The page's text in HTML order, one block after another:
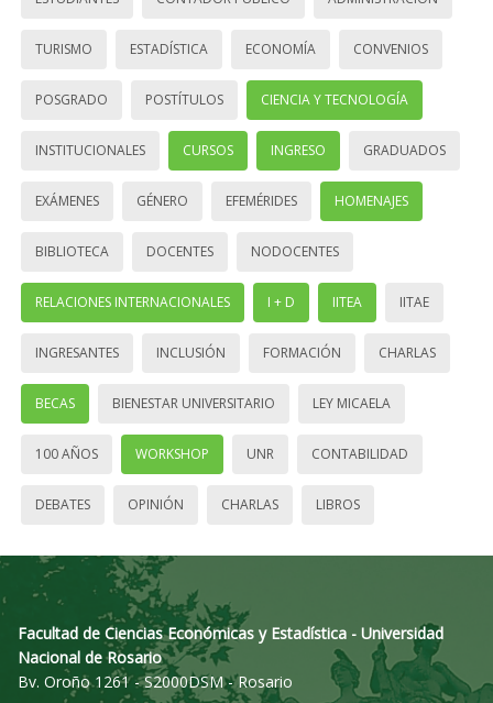
TURISMO ESTADÍSTICA ECONOMÍA CONVENIOS
POSGRADO POSTÍTULOS CIENCIA Y TECNOLOGÍA
INSTITUCIONALES CURSOS INGRESO GRADUADOS
EXÁMENES GÉNERO EFEMÉRIDES HOMENAJES
BIBLIOTECA DOCENTES NODOCENTES
RELACIONES INTERNACIONALES I + D IITEA IITAE
INGRESANTES INCLUSIÓN FORMACIÓN CHARLAS
BECAS BIENESTAR UNIVERSITARIO LEY MICAELA
100 AÑOS WORKSHOP UNR CONTABILIDAD
DEBATES OPINIÓN CHARLAS LIBROS
Facultad de Ciencias Económicas y Estadística - Universidad
Nacional de Rosario
Bv. Oroño 1261 - S2000DSM - Rosario